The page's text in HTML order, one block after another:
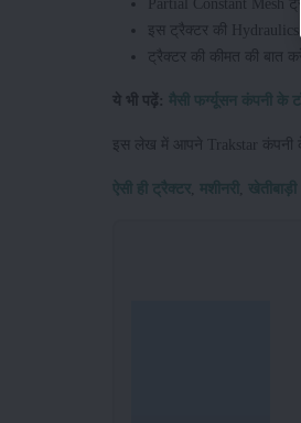
इस ट्रैक्टर की
ट्रैक्टर की कीमत की बात
ये भी पढ़ें: मैसी फर्ग्यूसन कंपनी के
इस लेख में आपने Trakstar कंपनी के
ऐसी ही ट्रैक्टर मशीनरी खेतीबाड़ी